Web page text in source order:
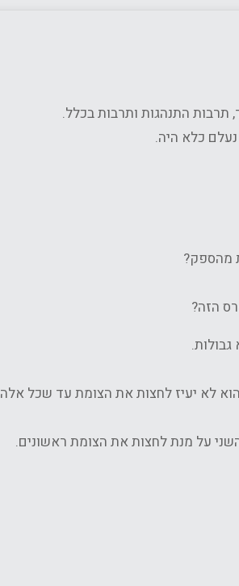
תרבות התנהגות ותרבות בכלל.
כלא היה.
מהספק?
עליו לעשות והוא לא יעיז לחצות את הצומת עד שכל אלה
על מנת לחצות את הצומת ראשונים.